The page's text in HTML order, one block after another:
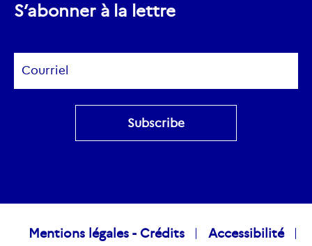
S’abonner à la lettre
Raccourcis
Mentions légales - Crédits
Accessibilité